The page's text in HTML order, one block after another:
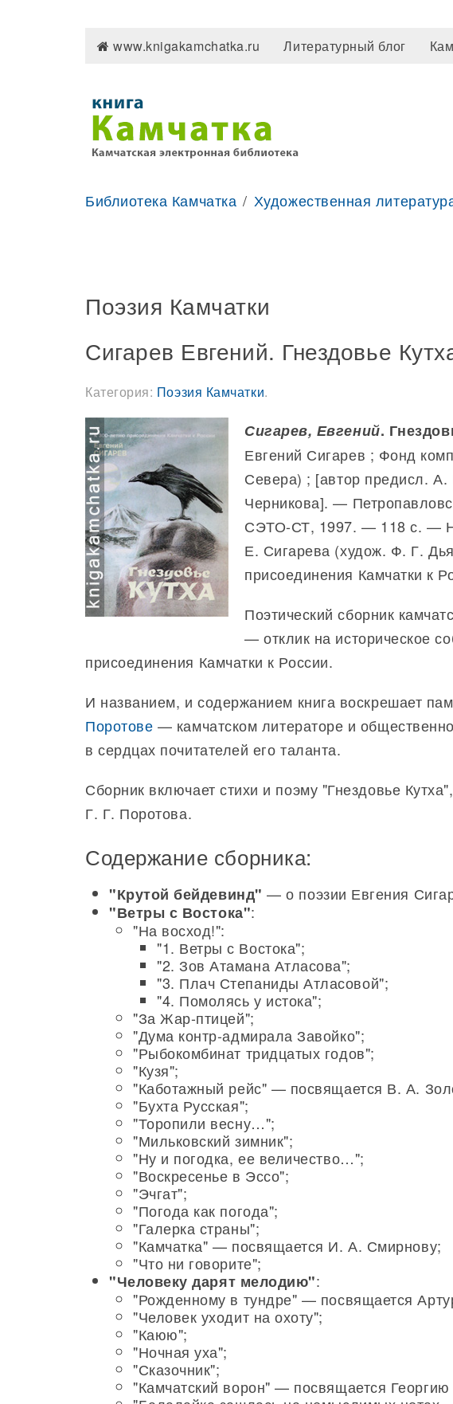
www.knigakamchatka.ru Литературный блог
Библиотека Камчатка Художественная
Поэзия Камчатки
Сигарев Евгений. Гнездовье
Категория: Поэзия Камчатки.
Сигарев, Евгений.
Евгений Сигарев ; Фонд
Севера) ; [автор предисл.
Черникова]. —
СЭТО-СТ, 1997. — 118 с. —
Е. Сигарева (худож. Ф. Г.
присоединения Камчатки к
Поэтический сборник
— отклик на историческое
присоединения Камчатки к России.
И названием, и содержанием книга воскрешает
Поротове — камчатском литераторе и
в сердцах почитателей его таланта.
Сборник включает стихи и поэму "Гнездовье
Г. Г. Поротова.
Содержание сборника:
"Крутой бейдевинд" — о поэзии Евгения
"Ветры с Востока":
"На восход!":
"1. Ветры с Востока";
"2. Зов Атамана Атласова";
"3. Плач Степаниды Атласовой";
"4. Помолясь у истока";
"За Жар-птицей";
"Дума контр-адмирала Завойко";
"Рыбокомбинат тридцатых годов";
"Кузя";
"Каботажный рейс" — посвящается В. А.
"Бухта Русская";
"Торопили весну…";
"Мильковский зимник";
"Ну и погодка, ее величество…";
"Воскресенье в Эссо";
"Эчгат";
"Погода как погода";
"Галерка страны";
"Камчатка" — посвящается И. А. Смирнову;
"Что ни говорите";
"Человеку дарят мелодию":
"Рожденному в тундре" — посвящается
"Человек уходит на охоту";
"Каюю";
"Ночная уха";
"Сказочник";
"Камчатский ворон" — посвящается